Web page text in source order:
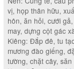
vị, họp thân hữu,
hôn, ăn hỏi, cưới
may, dựng cột gác
Kiêng: Đắp đê, tu
mương đào giếng,
tường, chặt cây,